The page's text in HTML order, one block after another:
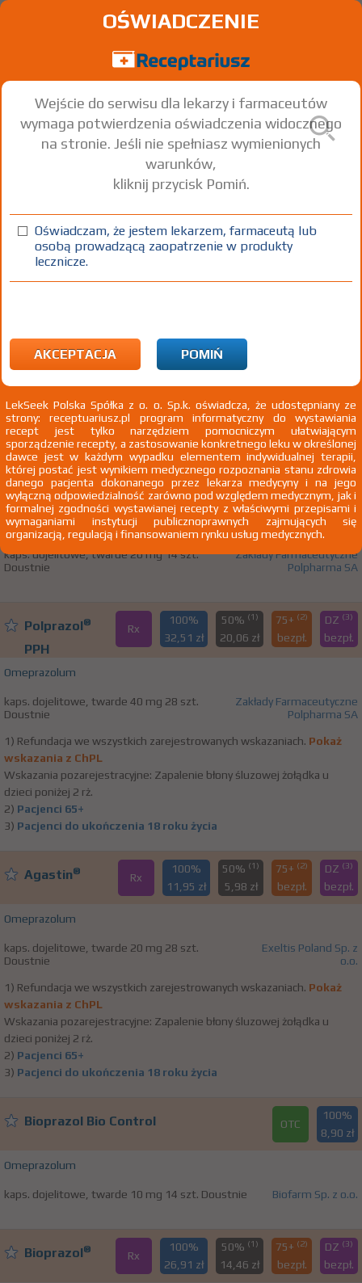
Znaleziono wyników:
A02B Leki stosowane w chorobie wrzodowej i refluksie
żołądkowo-przełykowym
A02BC Inhibitory pompy protonowej
A02BC01 Omeprazol
Polprazol® Max OTC
100%
19,72 zł
Omeprazolum
kaps. dojelitowe, twarde 20 mg 14 szt.
Doustnie
Zakłady Farmaceutyczne
Polpharma SA
Polprazol®
PPH
Rx
100%
32,51 zł
50% (1)
20,06 zł
75+ (2)
bezpł.
DZ (3)
bezpł.
Omeprazolum
kaps. dojelitowe, twarde 40 mg 28 szt.
Doustnie
Zakłady Farmaceutyczne
Polpharma SA
1) Refundacja we wszystkich zarejestrowanych wskazaniach. Pokaż
wskazania z ChPL
Wskazania pozarejestracyjne: Zapalenie błony śluzowej żołądka u
dzieci poniżej 2 rż.
2) Pacjenci 65+
3) Pacjenci do ukończenia 18 roku życia
Agastin® Rx
100%
11,95 zł
50% (1)
5,98 zł
75+ (2)
bezpł.
DZ (3)
bezpł.
Omeprazolum
kaps. dojelitowe, twarde 20 mg 28 szt.
Doustnie
Exeltis Poland Sp. z
o.o.
1) Refundacja we wszystkich zarejestrowanych wskazaniach. Pokaż
wskazania z ChPL
Wskazania pozarejestracyjne: Zapalenie błony śluzowej żołądka u
dzieci poniżej 2 rż.
2) Pacjenci 65+
3) Pacjenci do ukończenia 18 roku życia
Bioprazol Bio Control OTC
100%
8,90 zł
Omeprazolum
kaps. dojelitowe, twarde 10 mg 14 szt. Doustnie Biofarm Sp. z o.o.
Bioprazol® Rx
100%
26,91 zł
50% (1)
14,46 zł
75+ (2)
bezpł.
DZ (3)
bezpł.
OŚWIADCZENIE
Wejście do serwisu dla lekarzy i farmaceutów
wymaga potwierdzenia oświadczenia widocznego
na stronie. Jeśli nie spełniasz wymienionych
warunków,
kliknij przycisk Pomiń.
Oświadczam, że jestem lekarzem, farmaceutą lub
osobą prowadzącą zaopatrzenie w produkty
lecznicze.
AKCEPTACJA POMIŃ
LekSeek Polska Spółka z o. o. Sp.k. oświadcza, że udostępniany ze
strony: receptuariusz.pl program informatyczny do wystawiania
recept jest tylko narzędziem pomocniczym ułatwiającym
sporządzenie recepty, a zastosowanie konkretnego leku w określonej
dawce jest w każdym wypadku elementem indywidualnej terapii,
której postać jest wynikiem medycznego rozpoznania stanu zdrowia
danego pacjenta dokonanego przez lekarza medycyny i na jego
wyłączną odpowiedzialność zarówno pod względem medycznym, jak i
formalnej zgodności wystawianej recepty z właściwymi przepisami i
wymaganiami instytucji publicznoprawnych zajmujących się
organizacją, regulacją i finansowaniem rynku usług medycznych.